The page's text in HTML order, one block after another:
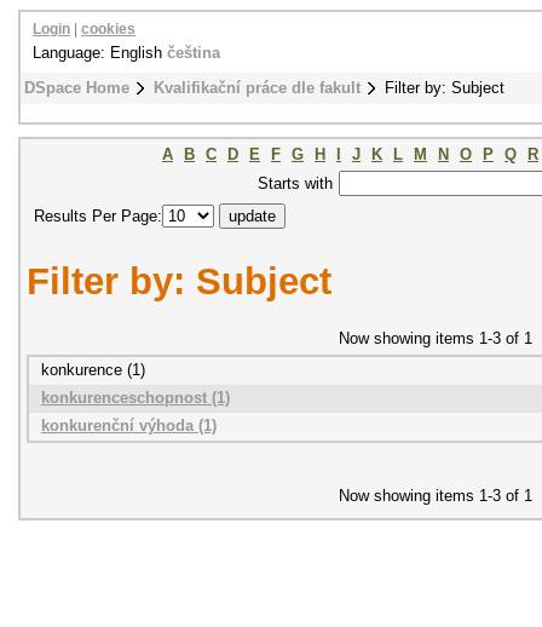
DSpace Home Kvalifikační práce dle fakult Filter by: Subject
Login cookies
Language: English čeština
A B C D E F G H J K L M N O P Q
R
Starts with
Results Per Page:
Filter by: Subject
Now showing items 1-3 of 1
konkurence (1)
konkurenceschopnost (1)
konkurenční výhoda (1)
Now showing items 1-3 of 1